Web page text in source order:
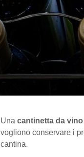
Una cantinetta da vino
vogliono conservare i
cantina.